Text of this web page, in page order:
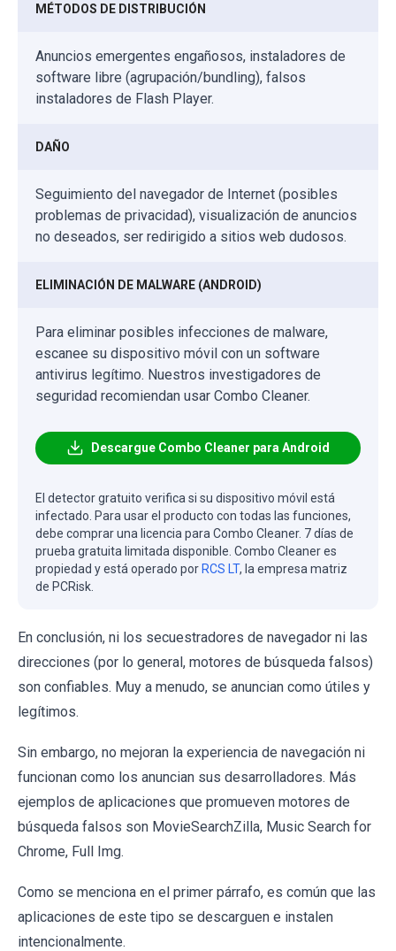
MÉTODOS DE DISTRIBUCIÓN
Anuncios emergentes engañosos, instaladores de
software libre (agrupación/bundling), falsos
instaladores de Flash Player.
DAÑO
Seguimiento del navegador de Internet (posibles
problemas de privacidad), visualización de anuncios
no deseados, ser redirigido a sitios web dudosos.
ELIMINACIÓN DE MALWARE (ANDROID)
Para eliminar posibles infecciones de malware,
escanee su dispositivo móvil con un software
antivirus legítimo. Nuestros investigadores de
seguridad recomiendan usar Combo Cleaner.
Descargue Combo Cleaner para Android
El detector gratuito verifica si su dispositivo móvil está
infectado. Para usar el producto con todas las funciones,
debe comprar una licencia para Combo Cleaner. 7 días de
prueba gratuita limitada disponible. Combo Cleaner es
propiedad y está operado por RCS LT, la empresa matriz
de PCRisk.
En conclusión, ni los secuestradores de navegador ni las
direcciones (por lo general, motores de búsqueda falsos)
son confiables. Muy a menudo, se anuncian como útiles y
legítimos.
Sin embargo, no mejoran la experiencia de navegación ni
funcionan como los anuncian sus desarrolladores. Más
ejemplos de aplicaciones que promueven motores de
búsqueda falsos son MovieSearchZilla, Music Search for
Chrome, Full Img.
Como se menciona en el primer párrafo, es común que las
aplicaciones de este tipo se descarguen e instalen
intencionalmente.